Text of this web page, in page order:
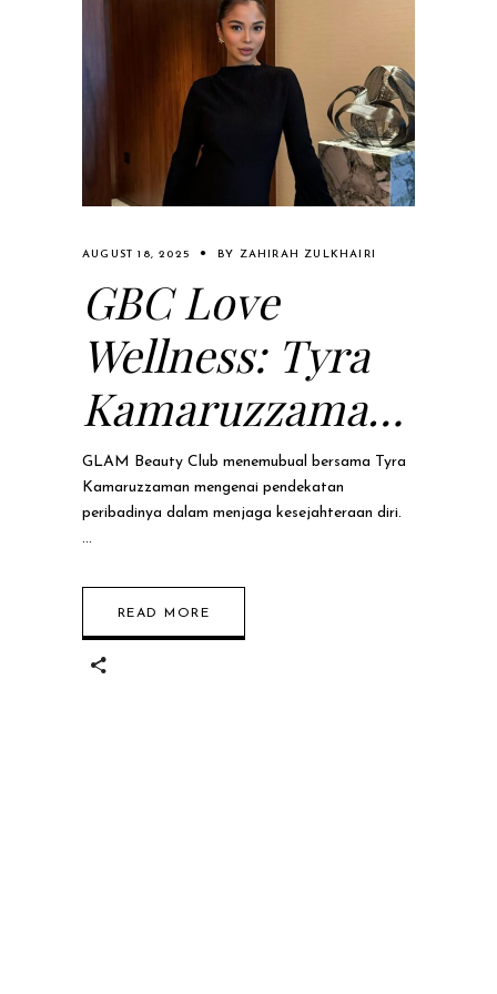
AUGUST 18, 2025 BY ZAHIRAH ZULKHAIRI
GBC Love
Wellness: Tyra
Kamaruzzaman
Dedah Rutin
Self-Care Untuk
GLAM Beauty Club menemubual bersama Tyra
Kamaruzzaman mengenai pendekatan
peribadinya dalam menjaga kesejahteraan diri.
READ MORE